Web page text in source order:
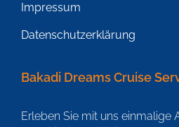
Impressum
Datenschutzerklärung
Bakadi Dreams Cruise
Erleben Sie mit uns einmalige